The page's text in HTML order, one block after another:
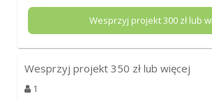
Wesprzyj projekt300zł lub
Wesprzyj projekt 350 zł lub więcej
1